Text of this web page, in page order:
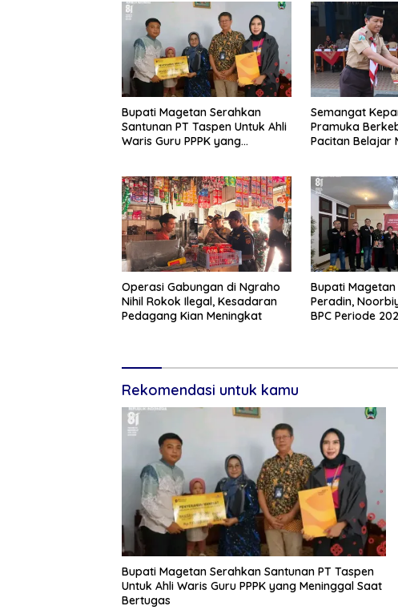
Bupati Magetan Serahkan
Santunan PT Taspen Untuk Ahli
Waris Guru PPPK yang
Semangat
Pramuka
Pacitan Belajar
Operasi Gabungan di Ngraho
Nihil Rokok Ilegal, Kesadaran
Pedagang Kian Meningkat
Bupati
Peradin,
BPC Periode
Rekomendasi untuk kamu
Bupati Magetan Serahkan Santunan PT Taspen
Untuk Ahli Waris Guru PPPK yang Meninggal Saat
Bertugas